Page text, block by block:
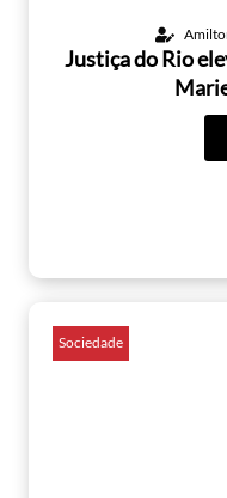
Justiça do Rio
Sociedade